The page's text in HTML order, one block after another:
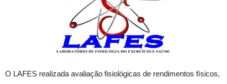
O LAFES realizada avaliação fisiológicas de rendimentos físicos,